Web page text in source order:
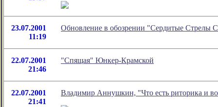
23.07.2001
11:19
Обновление в обозрении "Сердитые Стрелы
22.07.2001
21:46
"Спящая" Юнкер-Крамской
22.07.2001
21:41
Владимир Аннушкин, "Что есть риторика и